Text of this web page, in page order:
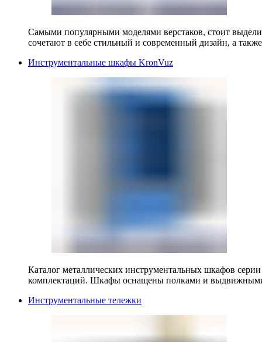
Самыми популярными моделями верстаков, стоит
сочетают в себе стильный и современный дизайн, а
Инструментальные шкафы KronVuz
Каталог металлических инструментальных шкафов
комплектаций. Шкафы оснащены полками и
Инструментальные тележки